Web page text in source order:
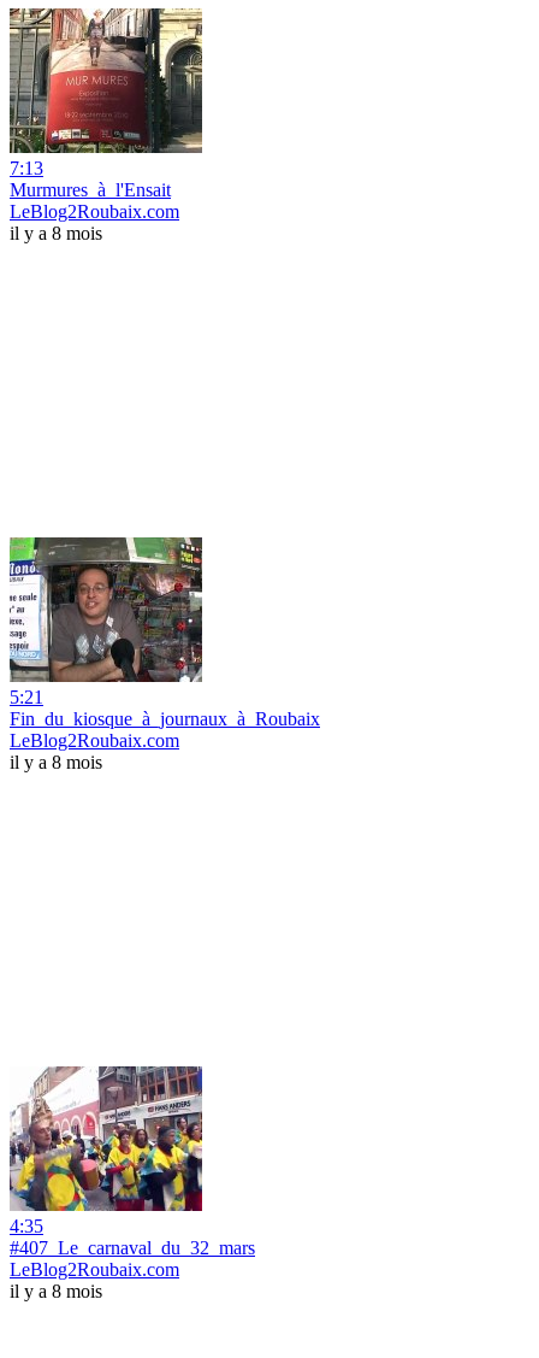
7:13
Murmures_à_l'Ensait
LeBlog2Roubaix.com
il y a 8 mois
5:21
Fin_du_kiosque_à_journaux_à_Roubaix
LeBlog2Roubaix.com
il y a 8 mois
4:35
#407_Le_carnaval_du_32_mars
LeBlog2Roubaix.com
il y a 8 mois